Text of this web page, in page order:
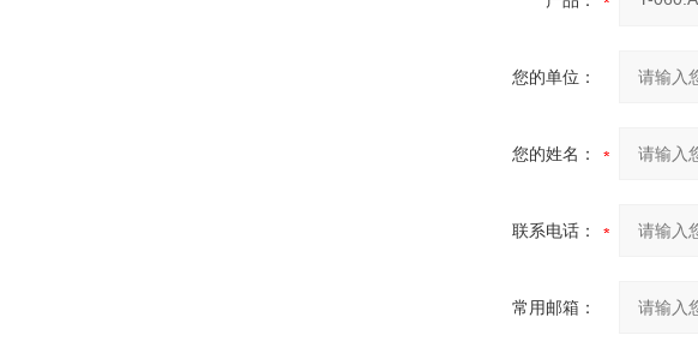
您的单位：
您的姓名：
联系电话：
常用邮箱：